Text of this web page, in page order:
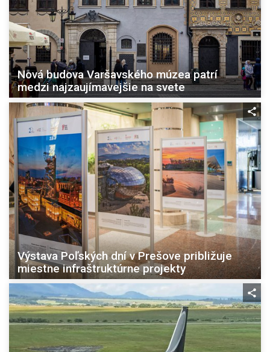
Nová budova Varšavského múzea patrí
medzi najzaujímavejšie na svete
Výstava Poľských dní v Prešove približuje
miestne infraštruktúrne projekty